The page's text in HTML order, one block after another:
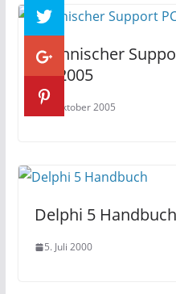
Technischer
10/2005
4. Oktober 2005
Delphi 5 Handbuch
5. Juli 2000